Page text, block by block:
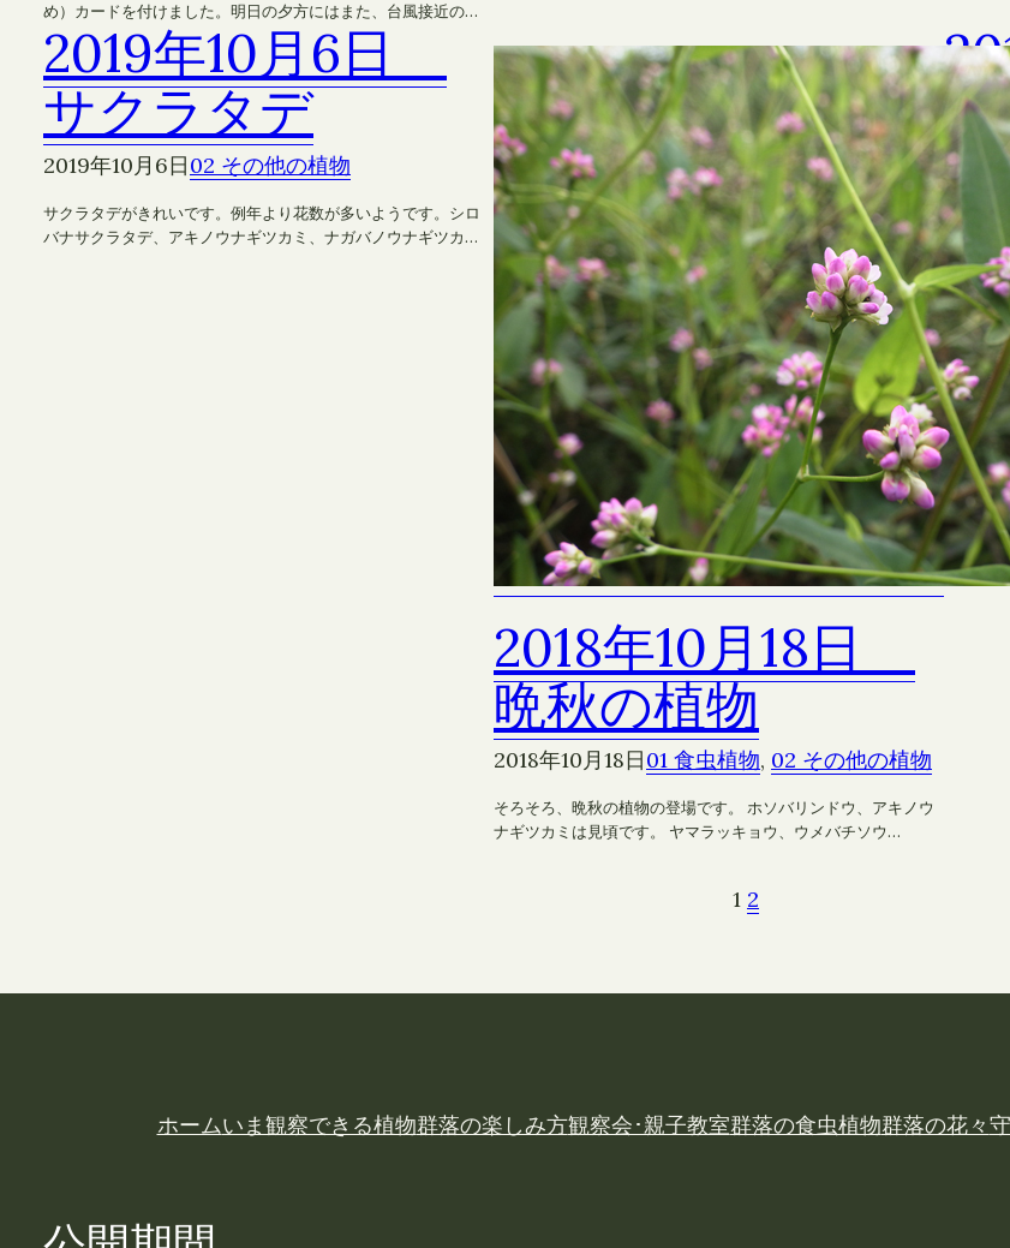
め）カードを付けました。明日の夕方にはまた、台風接近の…
2019年10月6日
サクラタデ
2019年10月6日02 その他の植物
サクラタデがきれいです。例年より花数が多いようです。シロ
バナサクラタデ、アキノウナギツカミ、ナガバノウナギツカ…
2018年10月18日
晩秋の植物
2018年10月18日01 食虫植物, 02 その他の植物
そろそろ、晩秋の植物の登場です。 ホソバリンドウ、アキノウ
ナギツカミは見頃です。 ヤマラッキョウ、ウメバチソウ…
2011
待ちか
ウが咲
1 2
ホームいま観察できる植物群落の楽しみ方観察会･親子教室群落の食虫植物群落の花々